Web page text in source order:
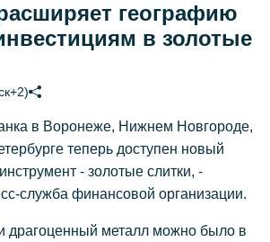
географию
в золотые
в Воронеже, Нижнем Новгороде,
теперь доступен новый
- золотые слитки, -
служба финансовой организации.
драгоценный металл можно было в